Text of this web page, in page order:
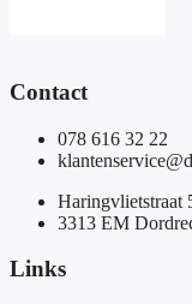
Contact
078 616 32 22
Haringvlietstraat
3313 EM
Links